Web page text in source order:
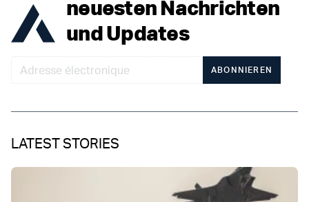
neuesten Nachrichten
und Updates
ABONNIEREN
LATEST STORIES